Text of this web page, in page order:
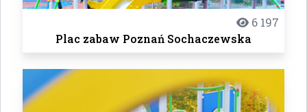
6 197
Plac zabaw Poznań Sochaczewska